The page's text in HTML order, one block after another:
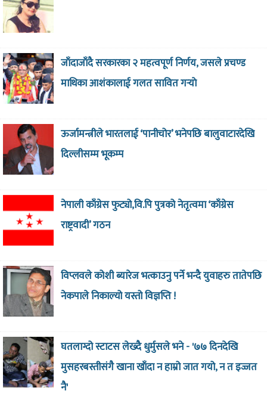
जाँदाजाँदै सरकारका २ महत्वपूर्ण निर्णय, जसले प्रचण्ड
माथिका आशंकालाई गलत सावित गर्‍याे
ऊर्जामन्त्रीले भारतलाई ‘पानीचोर’ भनेपछि बालुवाटारदेखि
दिल्लीसम्म भूकम्प
नेपाली काँग्रेस फुट्यो,वि.पि पुत्रको नेतृत्वमा ‘काँग्रेस
राष्ट्रवादी’ गठन
विप्लवले कोशी ब्यारेज भत्काउनु पर्ने भन्दै युवाहरु तातेपछि
नेकपाले निकाल्यो यस्तो विज्ञप्ति !
घतलाग्दो स्टाटस लेख्दै धुर्मुसले भने - '७७ दिनदेखि
मुसहरबस्तीसंगै खाना खाँदा न हाम्रो जात गयो, न त इज्जत
नै'